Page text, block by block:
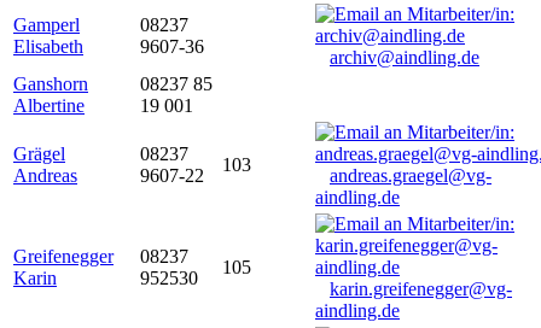
Gamperl
Elisabeth
08237
9607-36
archiv@aindling.de
Ganshorn
Albertine
08237 85
19 001
Grägel
Andreas
08237
9607-22
103
andreas.graegel@vg-
aindling.de
Greifenegger
Karin
08237
952530
105
karin.greifenegger@vg-
aindling.de